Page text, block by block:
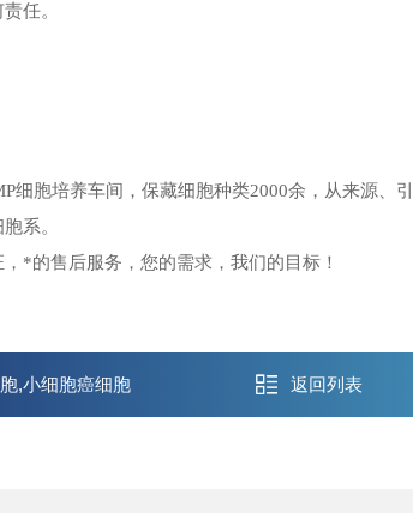
任。
细胞培养车间，保藏细胞种类2000余，从来源
系。
*的售后服务，您的需求，我们的目标！
,小细胞癌细胞 返回列表